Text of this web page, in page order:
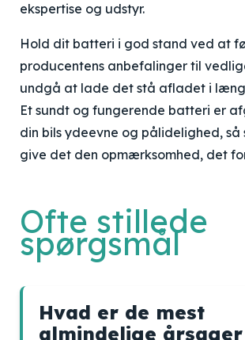
ekspertise og udstyr.
Hold dit batteri i god stand ved at
producentens anbefalinger til
undgå at lade det stå afladet i
Et sundt og fungerende batteri er
din bils ydeevne og pålidelighed, så
give det den opmærksomhed, det
Ofte stillede
spørgsmål
Hvad er de mest
almindelige